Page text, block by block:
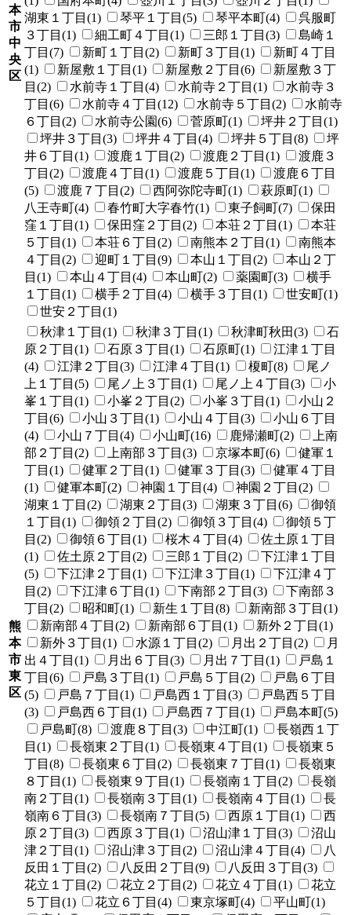
本
市
中
央
区
湖東１丁目(1)
琴平１丁目(5) 琴平本町(4)
呉服町
３丁目(1)
細工町４丁目(1) 三郎１丁目(3)
島崎１
丁目(7)
新町１丁目(2) 新町３丁目(1)
新町４丁目
(1)
新屋敷１丁目(1) 新屋敷２丁目(6)
新屋敷３丁
目(2)
水前寺１丁目(4) 水前寺２丁目(1)
水前寺３
丁目(6)
水前寺４丁目(12) 水前寺５丁目(2)
水前寺
６丁目(2)
水前寺公園(6) 菅原町(1)
坪井２丁目(1)
坪井３丁目(3)
坪井４丁目(4) 坪井５丁目(8)
坪
井６丁目(1)
渡鹿１丁目(2) 渡鹿２丁目(1)
渡鹿３
丁目(2)
渡鹿４丁目(1) 渡鹿５丁目(1)
渡鹿６丁目
(5)
渡鹿７丁目(2) 西阿弥陀寺町(1)
萩原町(1)
八王寺町(4)
春竹町大字春竹(1) 東子飼町(7)
保田
窪１丁目(1)
保田窪２丁目(2) 本荘２丁目(1)
本荘
５丁目(1)
本荘６丁目(2) 南熊本２丁目(1)
南熊本
４丁目(2)
迎町１丁目(9) 本山１丁目(2)
本山２丁
目(1)
本山４丁目(4) 本山町(2) 薬園町(3)
横手
１丁目(1)
横手２丁目(4) 横手３丁目(1)
世安町(1)
世安２丁目(1)
熊
本
市
東
区
秋津１丁目(1) 秋津３丁目(1) 秋津町秋田(3)
石
原２丁目(1)
石原３丁目(1) 石原町(1)
江津１丁目
(4)
江津２丁目(3) 江津４丁目(1) 榎町(8)
尾ノ
上１丁目(5)
尾ノ上３丁目(1) 尾ノ上４丁目(3)
小
峯１丁目(1)
小峯２丁目(2) 小峯３丁目(1)
小山２
丁目(6)
小山３丁目(1) 小山４丁目(3)
小山６丁目
(4)
小山７丁目(4) 小山町(16) 鹿帰瀬町(2)
上南
部２丁目(2)
上南部３丁目(3) 京塚本町(6)
健軍１
丁目(1)
健軍２丁目(1) 健軍３丁目(3)
健軍４丁目
(1)
健軍本町(2) 神園１丁目(4)
神園２丁目(2)
湖東１丁目(2)
湖東２丁目(3) 湖東３丁目(6)
御領
１丁目(1)
御領２丁目(2) 御領３丁目(4)
御領５丁
目(2)
御領６丁目(1) 桜木４丁目(4)
佐土原１丁目
(1)
佐土原２丁目(2) 三郎１丁目(2)
下江津１丁目
(5)
下江津２丁目(1) 下江津３丁目(1)
下江津４丁
目(2)
下江津６丁目(1) 下南部２丁目(3)
下南部３
丁目(2)
昭和町(1) 新生１丁目(8)
新南部３丁目(1)
新南部４丁目(2)
新南部６丁目(1)
新外２丁目(1)
新外３丁目(1)
水源１丁目(2) 月出２丁目(2)
月
出４丁目(1)
月出６丁目(3) 月出７丁目(1)
戸島１
丁目(6)
戸島３丁目(1) 戸島５丁目(2)
戸島６丁目
(5)
戸島７丁目(1) 戸島西１丁目(3)
戸島西５丁目
(3)
戸島西６丁目(1) 戸島西７丁目(1)
戸島本町(5)
戸島町(8)
渡鹿８丁目(3) 中江町(1)
長嶺西１丁
目(1)
長嶺東２丁目(1) 長嶺東４丁目(1)
長嶺東５
丁目(8)
長嶺東６丁目(2) 長嶺東７丁目(1)
長嶺東
８丁目(1)
長嶺東９丁目(1) 長嶺南１丁目(2)
長嶺
南２丁目(1)
長嶺南３丁目(1) 長嶺南４丁目(1)
長
嶺南６丁目(3)
長嶺南７丁目(5) 西原１丁目(1)
西
原２丁目(3)
西原３丁目(1) 沼山津１丁目(3)
沼山
津２丁目(1)
沼山津３丁目(2) 沼山津４丁目(4)
八
反田１丁目(2)
八反田２丁目(9)
八反田３丁目(3)
花立１丁目(2)
花立２丁目(2) 花立４丁目(1)
花立
５丁目(1)
花立６丁目(4) 東京塚町(4)
平山町(1)